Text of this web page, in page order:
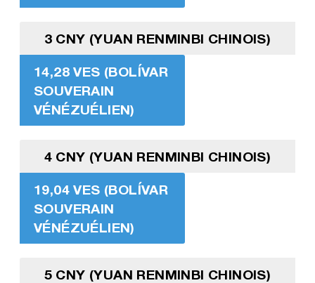
3 CNY (YUAN RENMINBI CHINOIS)
14,28 VES (BOLÍVAR
SOUVERAIN
VÉNÉZUÉLIEN)
4 CNY (YUAN RENMINBI CHINOIS)
19,04 VES (BOLÍVAR
SOUVERAIN
VÉNÉZUÉLIEN)
5 CNY (YUAN RENMINBI CHINOIS)